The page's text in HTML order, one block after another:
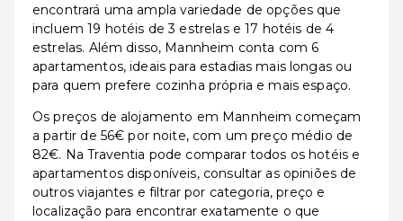
encontrará uma ampla variedade de opções que
incluem 19 hotéis de 3 estrelas e 17 hotéis de 4
estrelas. Além disso, Mannheim conta com 6
apartamentos, ideais para estadias mais longas ou
para quem prefere cozinha própria e mais espaço.
Os preços de alojamento em Mannheim começam
a partir de 56€ por noite, com um preço médio de
82€. Na Traventia pode comparar todos os hotéis e
apartamentos disponíveis, consultar as opiniões de
outros viajantes e filtrar por categoria, preço e
localização para encontrar exatamente o que